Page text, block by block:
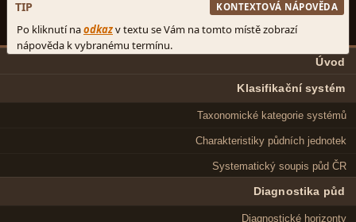
Úvod
Klasifikační systém
Taxonomické kategorie systémů
Charakteristiky půdních jednotek
Systematický soupis půd ČR
Diagnostika půd
Diagnostické horizonty